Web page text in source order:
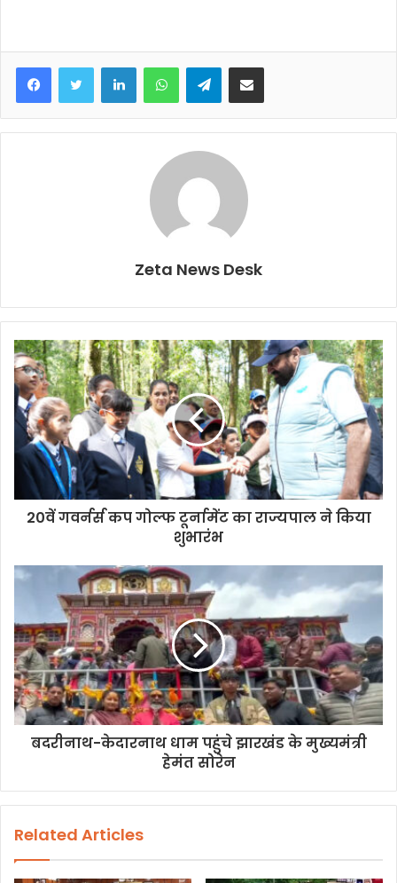
Telegram
Zeta News Desk
20वें गवर्नर्स कप गोल्फ टूर्नामेंट का राज्यपाल ने किया
शुभारंभ
बदरीनाथ-केदारनाथ धाम पहुंचे झारखंड के मुख्यमंत्री
हेमंत सोरेन
Related Articles